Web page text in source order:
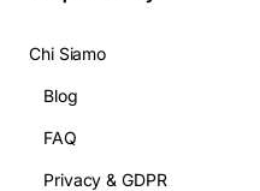
Chi Siamo
Blog
FAQ
Privacy & GDPR